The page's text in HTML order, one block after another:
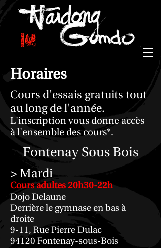
Horaires
Cours d'essais gratuits tout
au long de l'année.
L'inscription vous donne accès
à l'ensemble des cours*.
Fontenay Sous Bois
> Mardi
Cours adultes 20h30-22h
Dojo Delaune
Derrière le gymnase en bas à
droite
9-11, Rue Pierre Dulac
94120 Fontenay-sous-Bois